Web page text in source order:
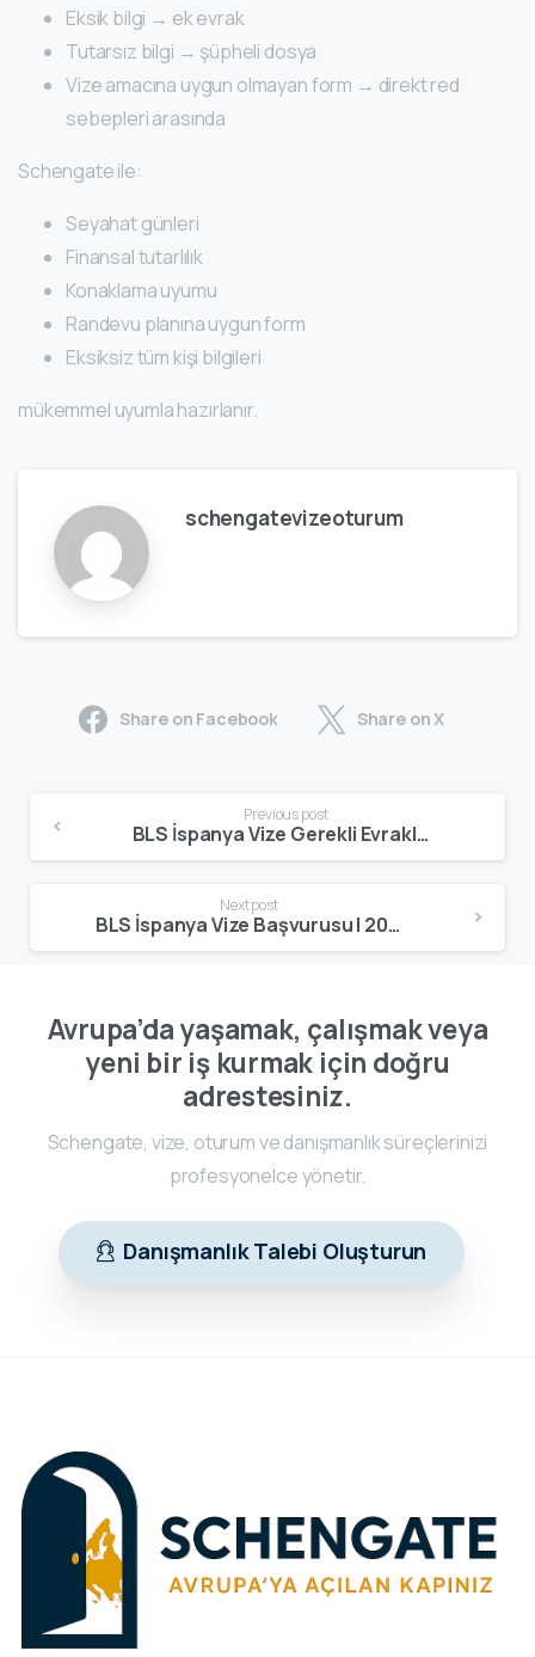
Eksik bilgi → ek evrak
Tutarsız bilgi → şüpheli dosya
Vize amacına uygun olmayan form → direkt red
sebepleri arasında
Schengate ile:
Seyahat günleri
Finansal tutarlılık
Konaklama uyumu
Randevu planına uygun form
Eksiksiz tüm kişi bilgileri
mükemmel uyumla hazırlanır.
schengatevizeoturum
Share on Facebook Share on X
Previous post
BLS İspanya Vize Gerekli Evraklar 2025 | Güncel Schengen Evrak Listesi
Next post
BLS İspanya Vize Başvurusu | 2026 Randevu, Evraklar ve Başvuru Süreci
Avrupa’da yaşamak, çalışmak veya
yeni bir iş kurmak için doğru
adrestesiniz.
Schengate, vize, oturum ve danışmanlık süreçlerinizi
profesyonelce yönetir.
Danışmanlık Talebi Oluşturun